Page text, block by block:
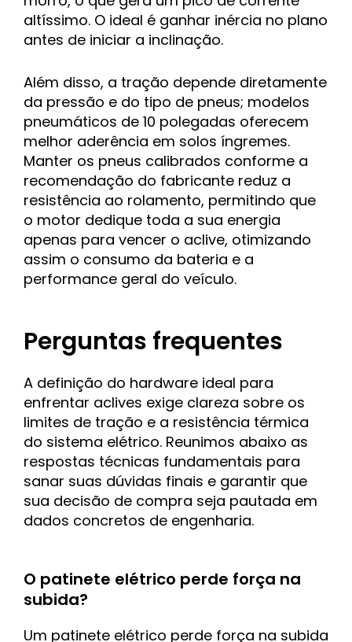
altíssimo. O ideal é ganhar inércia no plano
antes de iniciar a inclinação.
Além disso, a tração depende diretamente
da pressão e do tipo de pneus; modelos
pneumáticos de 10 polegadas oferecem
melhor aderência em solos íngremes.
Manter os pneus calibrados conforme a
recomendação do fabricante reduz a
resistência ao rolamento, permitindo que
o motor dedique toda a sua energia
apenas para vencer o aclive, otimizando
assim o consumo da bateria e a
performance geral do veículo.
Perguntas frequentes
A definição do hardware ideal para
enfrentar aclives exige clareza sobre os
limites de tração e a resistência térmica
do sistema elétrico. Reunimos abaixo as
respostas técnicas fundamentais para
sanar suas dúvidas finais e garantir que
sua decisão de compra seja pautada em
dados concretos de engenharia.
O patinete elétrico perde força na
subida?
Um patinete elétrico perde força na subida